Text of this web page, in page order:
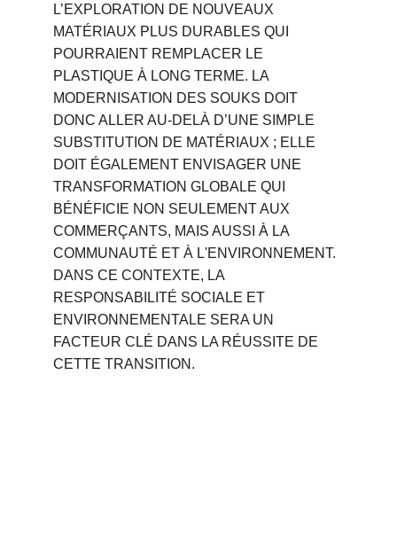
L’EXPLORATION DE NOUVEAUX
MATÉRIAUX PLUS DURABLES QUI
POURRAIENT REMPLACER LE
PLASTIQUE À LONG TERME. LA
MODERNISATION DES SOUKS DOIT
DONC ALLER AU-DELÀ D’UNE SIMPLE
SUBSTITUTION DE MATÉRIAUX ; ELLE
DOIT ÉGALEMENT ENVISAGER UNE
TRANSFORMATION GLOBALE QUI
BÉNÉFICIE NON SEULEMENT AUX
COMMERÇANTS, MAIS AUSSI À LA
COMMUNAUTÉ ET À L'ENVIRONNEMENT.
DANS CE CONTEXTE, LA
RESPONSABILITÉ SOCIALE ET
ENVIRONNEMENTALE SERA UN
FACTEUR CLÉ DANS LA RÉUSSITE DE
CETTE TRANSITION.